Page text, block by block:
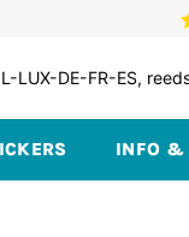
LUX-DE-FR-ES,
INFO &